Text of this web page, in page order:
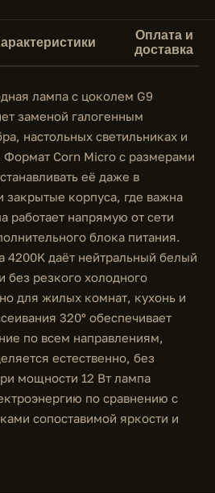
Оплата и
доставка
лампа с цоколем G9
заменой галогенным
настольных светильниках и
Формат Corn Micro с размерами
её даже в
корпуса, где важна
работает напрямую от сети
блока питания.
4200K даёт нейтральный белый
без резкого холодного
для жилых комнат, кухонь и
320° обеспечивает
по всем направлениям,
естественно, без
мощности 12 Вт лампа
по сравнению с
сопоставимой яркости и